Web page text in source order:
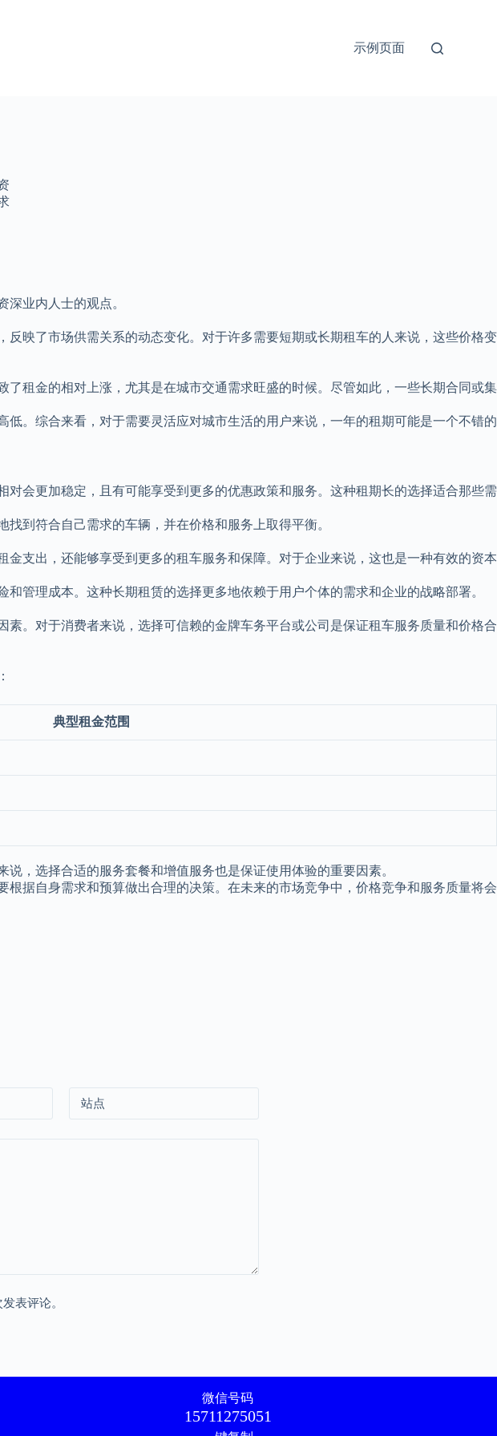
示例页面
业内人士的观点。
映了市场供需关系的动态变化。对于许多需要短期或长期租车的人来说，这些价格变
租金的相对上涨，尤其是在城市交通需求旺盛的时候。尽管如此，一些长期合同或集
。综合来看，对于需要灵活应对城市生活的用户来说，一年的租期可能是一个不错的
会更加稳定，且有可能享受到更多的优惠政策和服务。这种租期长的选择适合那些需
到符合自己需求的车辆，并在价格和服务上取得平衡。
支出，还能够享受到更多的租车服务和保障。对于企业来说，这也是一种有效的资本
管理成本。这种长期租赁的选择更多地依赖于用户个体的需求和企业的战略部署。
。对于消费者来说，选择可信赖的金牌车务平台或公司是保证租车服务质量和价格合
典型租金范围
，选择合适的服务套餐和增值服务也是保证使用体验的重要因素。
据自身需求和预算做出合理的决策。在未来的市场竞争中，价格竞争和服务质量将会
站点
表评论。
微信号码
15711275051